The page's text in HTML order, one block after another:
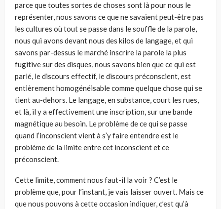
parce que toutes sortes de choses sont là pour nous le
représenter, nous savons ce que ne savaient peut-être pas
les cultures où tout se passe dans le souffle de la parole,
nous qui avons devant nous des kilos de langage, et qui
savons par-dessus le marché inscrire la parole la plus
fugitive sur des disques, nous savons bien que ce qui est
parlé, le discours effectif, le discours préconscient, est
entièrement homogénéisable comme quelque chose qui se
tient au-dehors. Le langage, en substance, court les rues,
et là, il y a effectivement une inscription, sur une bande
magnétique au besoin. Le problème de ce qui se passe
quand l’inconscient vient à s’y faire entendre est le
problème de la limite entre cet inconscient et ce
préconscient.
Cette limite, comment nous faut-il la voir ? C’est le
problème que, pour l’instant, je vais laisser ouvert. Mais ce
que nous pouvons à cette occasion indiquer, c’est qu’à